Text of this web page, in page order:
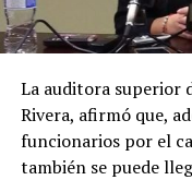
La auditora superior
Rivera, afirmó que,
funcionarios por el
también se puede